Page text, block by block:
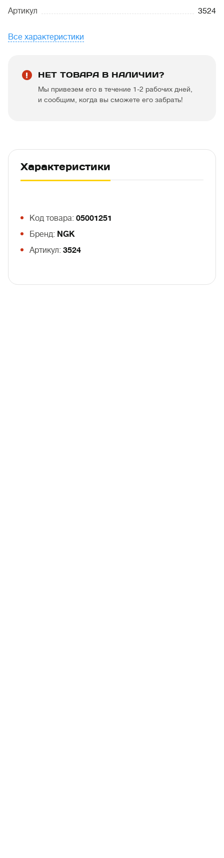
Артикул 3524
Все характеристики
НЕТ ТОВАРА В НАЛИЧИИ?
Мы привезем его в течение 1-2 рабочих дней,
и сообщим, когда вы сможете его забрать!
Характеристики
Код товара: 05001251
Бренд: NGK
Артикул: 3524